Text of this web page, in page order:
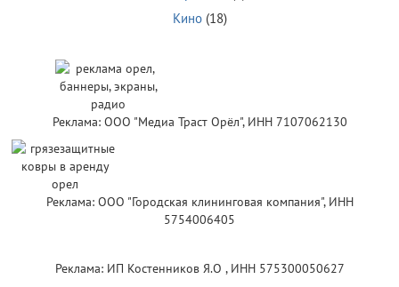
Кино(18)
Реклама: ООО "Медиа Траст Орёл", ИНН 7107062130
Реклама: ООО "Городская клининговая компания", ИНН
5754006405
Реклама: ИП Костенников Я.О , ИНН 575300050627